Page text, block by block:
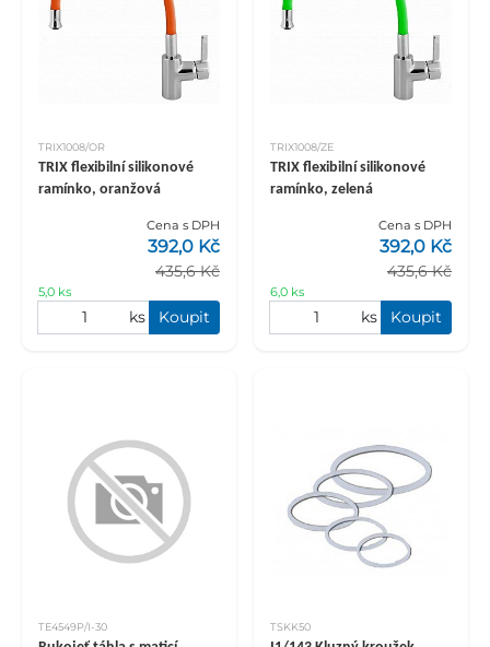
TRIX1008/OR
TRIX flexibilní silikonové
ramínko, oranžová
Cena s DPH
435,6 Kč
392,0 Kč
5,0 ks
ks Koupit
TRIX1008/ZE
TRIX flexibilní silikonové
ramínko, zelená
Cena s DPH
435,6 Kč
392,0 Kč
6,0 ks
ks Koupit
TE4549P/I-30 TSKK50